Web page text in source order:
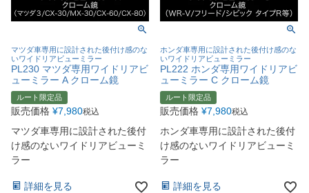
マツダ車専用に設計された後付け感のな
いワイドリアビューミラー
PL230 マツダ専用ワイドリアビ
ューミラー A クローム鏡
ルート限定品
販売価格 ¥7,980税込
マツダ車専用に設計された後付
け感のないワイドリアビューミ
ラー
詳細を見る
ホンダ車専用に設計された後付け感のな
いワイドリアビューミラー
PL222 ホンダ専用ワイドリアビ
ューミラー C クローム鏡
ルート限定品
販売価格 ¥7,980税込
ホンダ車専用に設計された後付
け感のないワイドリアビューミ
ラー
詳細を見る